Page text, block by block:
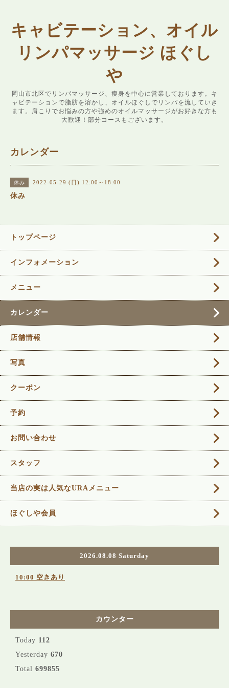
キャビテーション、オイル
リンパマッサージ ほぐし
や
岡山市北区でリンパマッサージ、痩身を中心に営業しております。キ
ャビテーションで脂肪を溶かし、オイルほぐしでリンパを流していき
ます。肩こりでお悩みの方や強めのオイルマッサージがお好きな方も
大歓迎！部分コースもございます。
カレンダー
休み 2022-05-29 (日) 12:00～18:00
休み
トップページ
インフォメーション
メニュー
カレンダー
店舗情報
写真
クーポン
予約
お問い合わせ
スタッフ
当店の実は人気なURAメニュー
ほぐしや会員
2026.08.08 Saturday
10:00 空きあり
カウンター
Today 112
Yesterday 670
Total 699855